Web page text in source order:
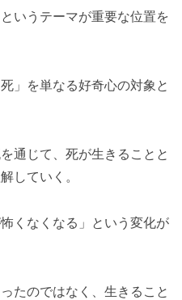
いうテーマが重要な位置を
」を単なる好奇心の対象と
通じて、死が生きることと
していく。
くなくなる」という変化が
たのではなく、生きること